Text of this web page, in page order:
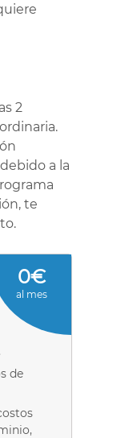
2
a la
te
0€
al mes
de